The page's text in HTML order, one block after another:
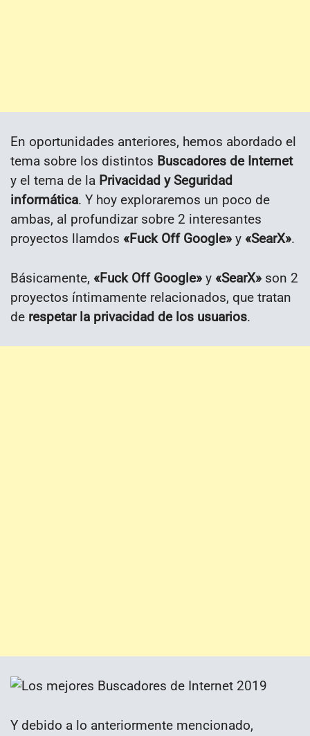
En oportunidades anteriores, hemos abordado el
tema sobre los distintos Buscadores de Internet
y el tema de la Privacidad y Seguridad
informática. Y hoy exploraremos un poco de
ambas, al profundizar sobre 2 interesantes
proyectos llamdos «Fuck Off Google» y «SearX».
Básicamente, «Fuck Off Google» y «SearX» son 2
proyectos íntimamente relacionados, que tratan
de respetar la privacidad de los usuarios.
Y debido a lo anteriormente mencionado,